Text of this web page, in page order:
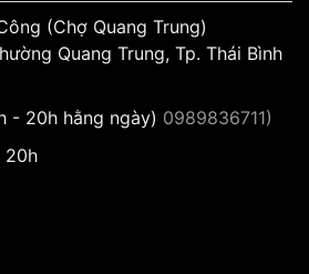
(Chợ Quang Trung)
Quang Trung, Tp. Thái Bình
- 20h hằng ngày) 0989836711)
20h